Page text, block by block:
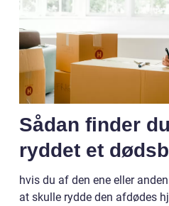
Sådan finder
ryddet et
hvis du af den ene eller
at skulle rydde den afdødes